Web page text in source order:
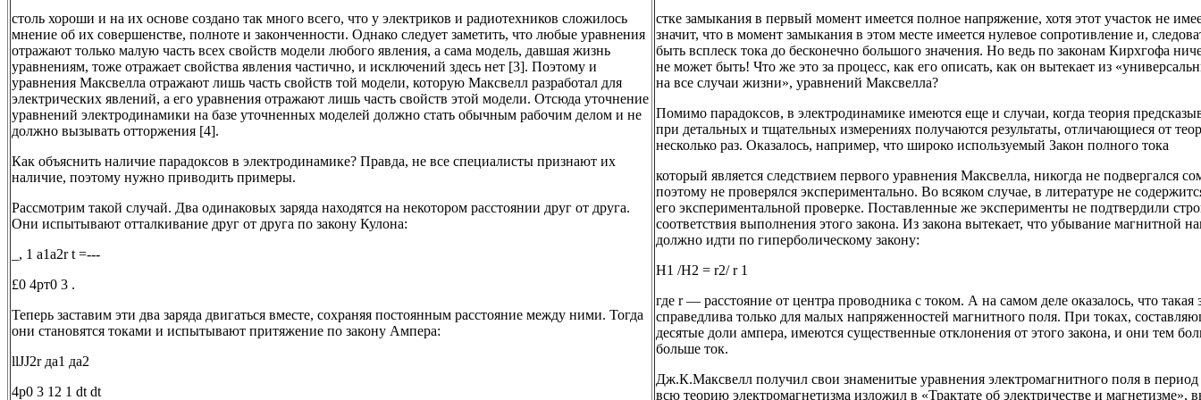
столь хороши и на их основе создано так много всего, что у электриков и радиотехников сложилось
мнение об их совершенстве, полноте и законченности. Однако следует заметить, что любые уравнения
отражают только малую часть всех свойств модели любого явления, а сама модель, давшая жизнь
уравнениям, тоже отражает свойства явления частично, и исключений здесь нет [3]. Поэтому и
уравнения Максвелла отражают лишь часть свойств той модели, которую Максвелл разработал для
электрических явлений, а его уравнения отражают лишь часть свойств этой модели. Отсюда уточнение
уравнений электродинамики на базе уточненных моделей должно стать обычным рабочим делом и не
должно вызывать отторжения [4].
Как объяснить наличие парадоксов в электродинамике? Правда, не все специалисты признают их
наличие, поэтому нужно приводить примеры.
Рассмотрим такой случай. Два одинаковых заряда находятся на некотором расстоянии друг от друга.
Они испытывают отталкивание друг от друга по закону Кулона:
_, 1 а1а2r t =---
£0 4pт0 3 .
Теперь заставим эти два заряда двигаться вместе, сохраняя постоянным расстояние между ними. Тогда
они становятся токами и испытывают притяжение по закону Ампера:
llJJ2r да1 да2
4p0 3 12 1 dt dt
стке замыкания в первый момент имеется полное напряжение, хотя этот участок не
значит, что в момент замыкания в этом месте имеется нулевое сопротивление и,
быть всплеск тока до бесконечно большого значения. Но ведь по законам Кирхгофа
не может быть! Что же это за процесс, как его описать, как он вытекает из
на все случаи жизни», уравнений Максвелла?
Помимо парадоксов, в электродинамике имеются еще и случаи, когда теория
при детальных и тщательных измерениях получаются результаты, отличающиеся от
несколько раз. Оказалось, например, что широко используемый Закон полного тока
который является следствием первого уравнения Максвелла, никогда не подвергался
поэтому не проверялся экспериментально. Во всяком случае, в литературе не
его экспериментальной проверке. Поставленные же эксперименты не подтвердили
соответствия выполнения этого закона. Из закона вытекает, что убывание магнитной
должно идти по гиперболическому закону:
Н1 /Н2 = r2/ r 1
где r — расстояние от центра проводника с током. А на самом деле оказалось, что такая
справедлива только для малых напряженностей магнитного поля. При токах,
десятые доли ампера, имеются существенные отклонения от этого закона, и они тем
больше ток.
Дж.К.Максвелл получил свои знаменитые уравнения электромагнитного поля в период
всю теорию электромагнетизма изложил в «Трактате об электричестве и магнетизме»,